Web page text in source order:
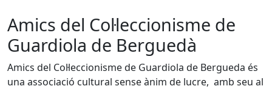
Amics del Col·leccionisme de
Guardiola de Berguedà
Amics del Col·leccionisme de Guardiola de Bergueda és
una associació cultural sense ànim de lucre, amb seu al